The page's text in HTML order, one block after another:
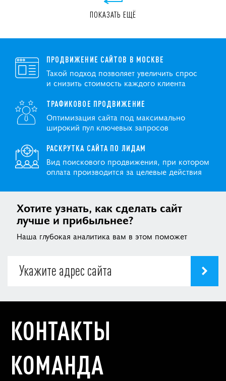
ПОКАЗАТЬ ЕЩЁ
ПРОДВИЖЕНИЕ САЙТОВ В МОСКВЕ
Такой подход позволяет увеличить спрос
и снизить стоимость каждого клиента
ТРАФИКОВОЕ ПРОДВИЖЕНИЕ
Оптимизация сайта под максимально
широкий пул ключевых запросов
РАСКРУТКА САЙТА ПО ЛИДАМ
Вид поискового продвижения, при котором
оплата производится за целевые действия
Хотите узнать, как сделать сайт
лучше и прибыльнее?
Наша глубокая аналитика вам в этом поможет
КОНТАКТЫ
КОМАНДА